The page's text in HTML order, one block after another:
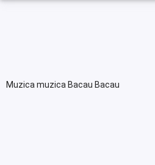
Muzica muzica Bacau Bacau